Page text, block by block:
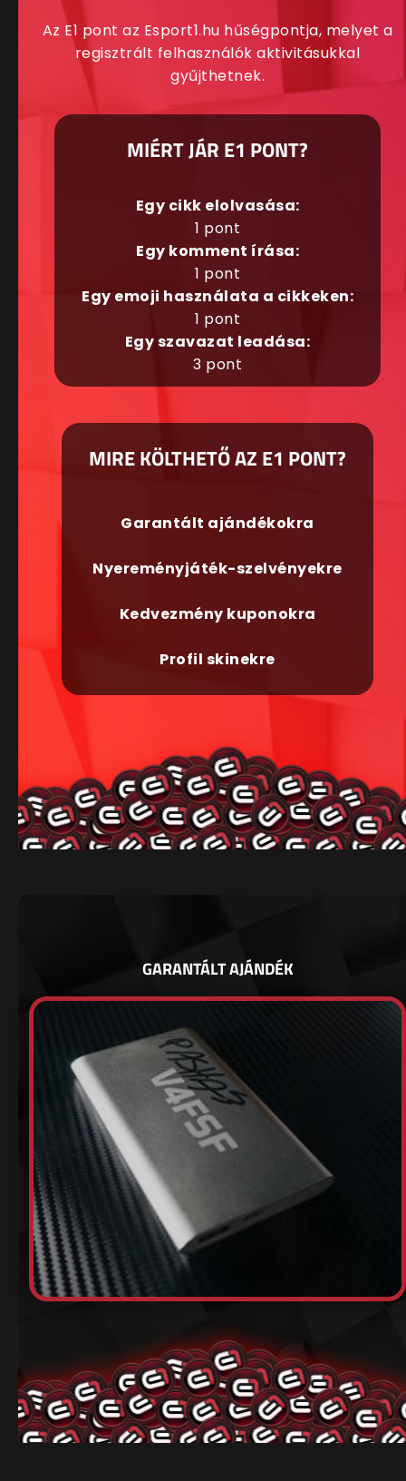
Az E1 pont az Esport1.hu hűségpontja, melyet a
regisztrált felhasználók aktivitásukkal
gyűjthetnek.
MIÉRT JÁR E1 PONT?
Egy cikk elolvasása:
1 pont
Egy komment írása:
1 pont
Egy emoji használata a cikkeken:
1 pont
Egy szavazat leadása:
3 pont
MIRE KÖLTHETŐ AZ E1 PONT?
Garantált ajándékokra
Nyereményjáték-szelvényekre
Kedvezmény kuponokra
Profil skinekre
GARANTÁLT AJÁNDÉK